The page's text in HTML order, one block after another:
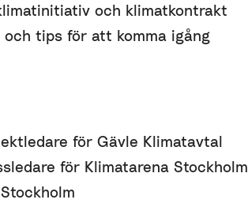
och klimatkontrakt
och tips för att komma igång
för Gävle Klimatavtal
för Klimatarena Stockholm